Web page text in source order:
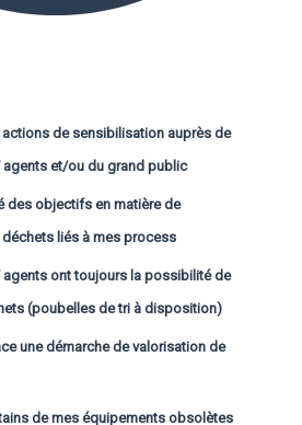
de sensibilisation auprès de
agents et/ou du grand public
des objectifs en matière de
liés à mes process
agents ont toujours la possibilité de
(poubelles de tri à disposition)
une démarche de valorisation de
de mes équipements obsolètes